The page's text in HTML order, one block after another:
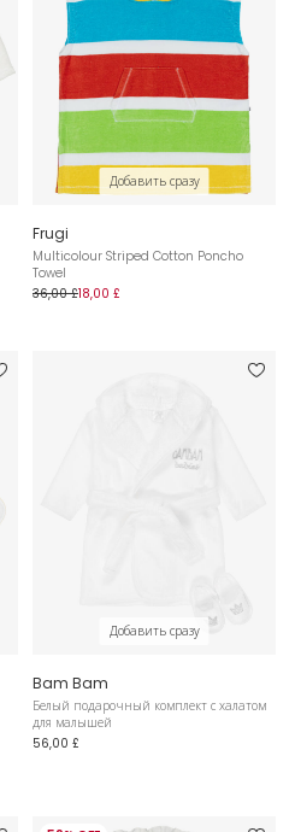
Добавить сразу
Frugi
Multicolour Striped Cotton Poncho
Towel
36,00 £18,00 £
Добавить сразу
Bam Bam
Белый подарочный комплект с халатом
для малышей
56,00 £